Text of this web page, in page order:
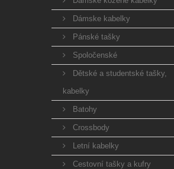
Dámske kabelky
Pánské tašky
Spoločenské
Dětské a studentské tašky,
kabelky
Batohy
Crossbody
Letní kabelky
Cestovní tašky a kufry